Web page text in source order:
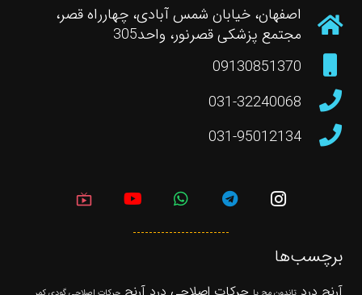
اصفهان، خیابان شمس آبادی، چهارراه قصر،
مجتمع پزشکی قصرنور، واحد305
09130851370
031-32240068
031-95012134
live_tv
برچسب‌ها